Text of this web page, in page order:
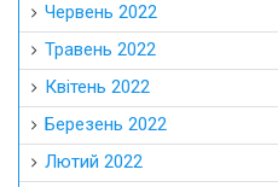
Червень 2022
Травень 2022
Квітень 2022
Березень 2022
Лютий 2022